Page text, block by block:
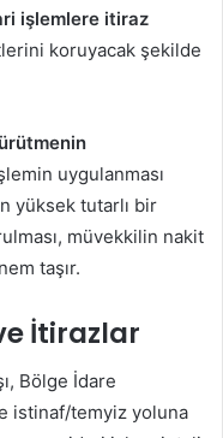
işlemlere itiraz
koruyacak şekilde
uygulanması
yüksek tutarlı bir
müvekkilin nakit
taşır.
İtirazlar
Bölge İdare
istinaf/temyiz yoluna